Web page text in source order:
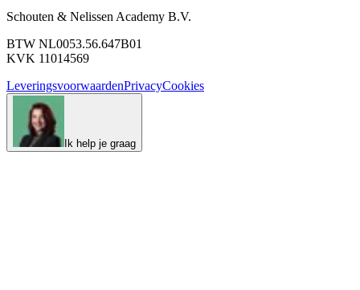
Schouten & Nelissen Academy B.V.
BTW NL0053.56.647B01
KVK 11014569
LeveringsvoorwaardenPrivacyCookies
Ik help je graag